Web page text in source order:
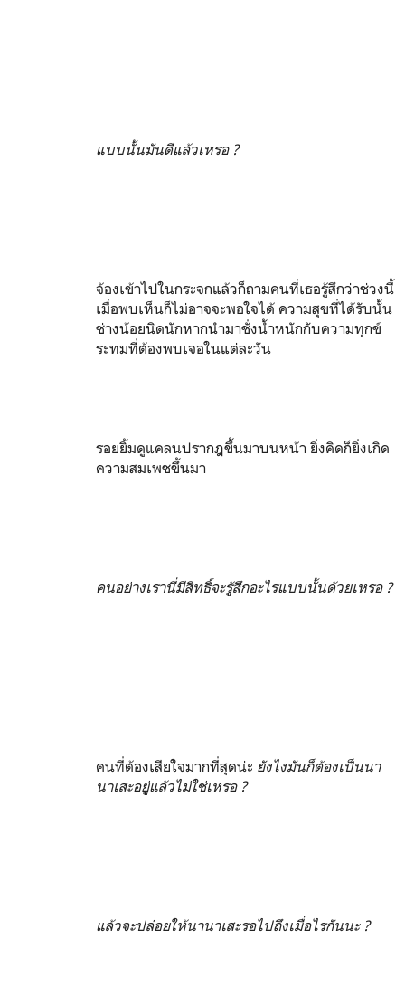
แบบนั้นมันดีแล้วเหรอ ?
จ้องเข้าไปในกระจกแล้วก็ถามคนที่เธอรู้สึกว่าช่วงนี้
เมื่อพบเห็นก็ไม่อาจจะพอใจได้ ความสุขที่ได้รับนั้น
ช่างน้อยนิดนักหากนำมาชั่งน้ำหนักกับความทุกข์
ระทมที่ต้องพบเจอในแต่ละวัน
รอยยิ้มดูแคลนปรากฎขึ้นมาบนหน้า ยิ่งคิดก็ยิ่งเกิด
ความสมเพชขึ้นมา
คนอย่างเรานี่มีสิทธิ์จะรู้สึกอะไรแบบนั้นด้วยเหรอ ?
คนที่ต้องเสียใจมากที่สุดน่ะ ยังไงมันก็ต้องเป็นนา
นาเสะอยู่แล้วไม่ใช่เหรอ ?
แล้วจะปล่อยให้นานาเสะรอไปถึงเมื่อไรกันนะ ?